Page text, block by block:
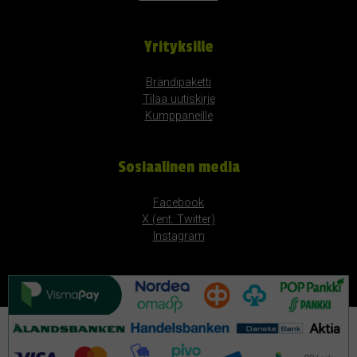
Yrityksille
Brändipaketti
Tilaa uutiskirje
Kumppaneille
Sosiaalinen media
Facebook
X (ent. Twitter)
Instagram